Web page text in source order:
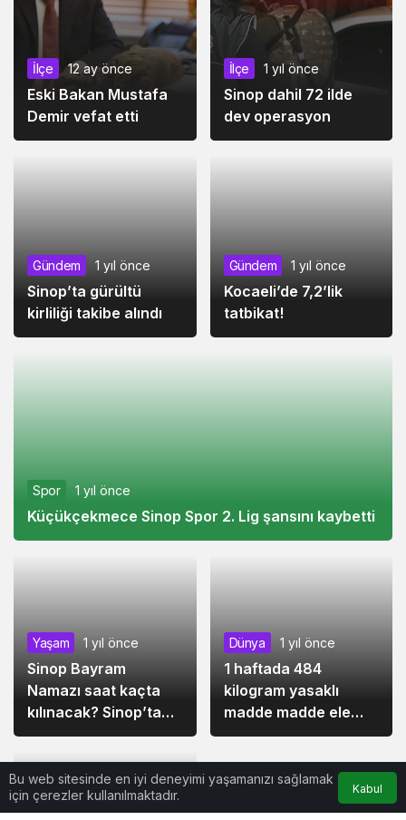
Küçükçekmece Sinop Spor 2. Lig şansını kaybetti
Yaşam 1 yıl önce
Dünya 1 yıl önce
1 haftada 484
kilogram yasaklı
Bu web sitesinde en iyi deneyimi yaşamanızı sağlamak
için çerezler kullanılmaktadır.
Kabul